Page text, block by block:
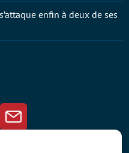
RSS Newsletter
enfin à deux de ses